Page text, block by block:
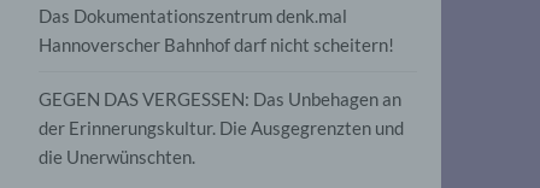
Das Dokumentationszentrum denk.mal
Hannoverscher Bahnhof darf nicht scheitern!
GEGEN DAS VERGESSEN: Das Unbehagen an
der Erinnerungskultur. Die Ausgegrenzten und
die Unerwünschten.